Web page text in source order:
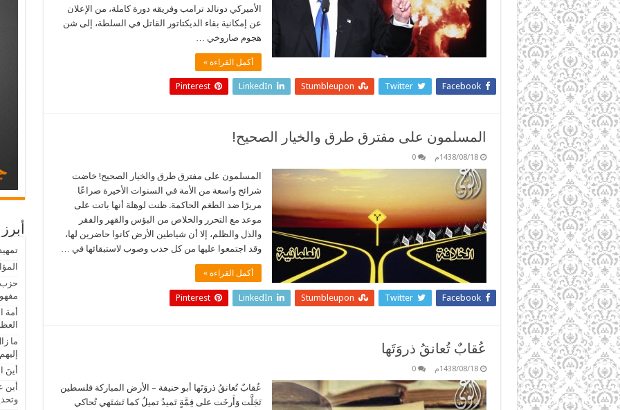
الأميركي دونالد ترامب وفريقه دورة كاملة، من الإعلان
عن إمكانية بقاء الديكتاتور القاتل في السلطة، إلى شن
هجوم صاروخي …
أكمل القراءة »
Facebook
Twitter
Stumbleupon
LinkedIn
Pinterest
المسلمون على مفترق طرق والخيار الصحيح!
1438/08/18م 0
المسلمون على مفترق طرق والخيار الصحيح! خاضت
شرائح واسعة من الأمة في السنوات الأخيرة صراعًا
مريرًا ضد الطغم الحاكمة. ظنت لوهلة أنها باتت على
موعد مع التحرر والخلاص من البؤس والقهر والفقر
والذل والظلم، إلا أن شياطين الأرض كانوا حاضرين لها،
وقد اجتمعوا عليها من كل حدب وصوب لاستبقائها في …
أكمل القراءة »
Facebook
Twitter
Stumbleupon
LinkedIn
Pinterest
عُقابٌ تُعانقُ ذروَتَها
1438/08/18م 0
عُقابٌ تُعانقُ ذروَتَها أبو حنيفة – الأرض المباركة فلسطين
تَجَلَّت وَأَرخَت على قِمَّةٍ تَميدُ تميلُ كما تَشتَهي تُحاكي
حزب
أمة
ما
أينَ
أين